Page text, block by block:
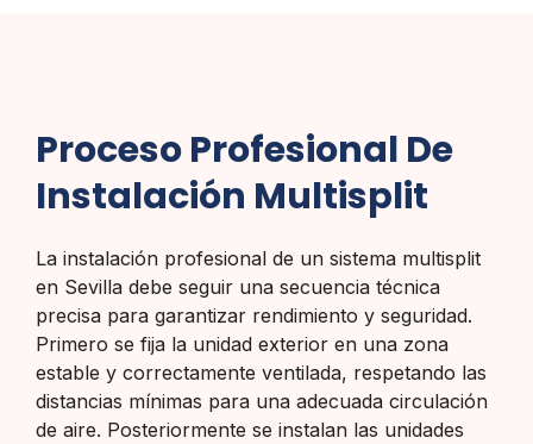
Proceso Profesional De
Instalación Multisplit
La instalación profesional de un sistema multisplit
en Sevilla debe seguir una secuencia técnica
precisa para garantizar rendimiento y seguridad.
Primero se fija la unidad exterior en una zona
estable y correctamente ventilada, respetando las
distancias mínimas para una adecuada circulación
de aire. Posteriormente se instalan las unidades